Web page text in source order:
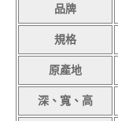
品牌
規格
原產地
深、寬、高